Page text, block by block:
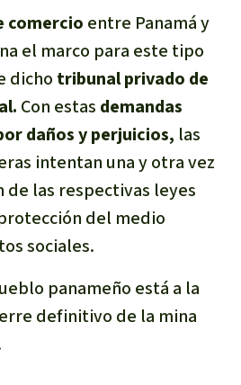
comercio entre Panamá y
el marco para este tipo
dicho tribunal privado de
Con estas demandas
daños y perjuicios, las
intentan una y otra vez
de las respectivas leyes
del medio
sociales.
panameño está a la
definitivo de la mina